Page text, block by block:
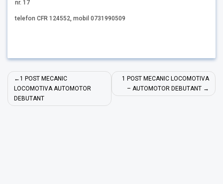
nr. 17
telefon CFR 124552, mobil 0731990509
Navigare
în
articole
1 POST MECANIC
LOCOMOTIVA AUTOMOTOR
DEBUTANT
1 POST MECANIC LOCOMOTIVA
– AUTOMOTOR DEBUTANT